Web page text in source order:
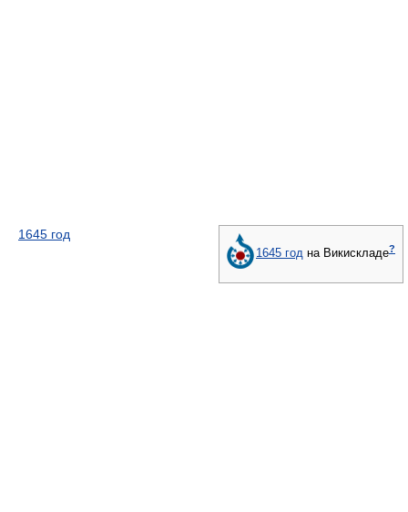
1645 год на Викискладе?
1645 год